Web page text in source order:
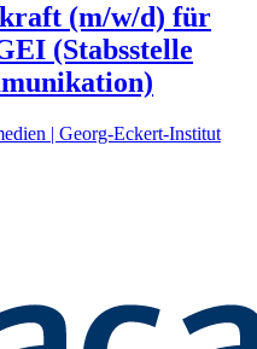
(m/w/d) für
(Stabsstelle
| Georg-Eckert-Institut